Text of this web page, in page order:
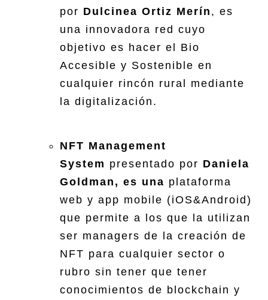
por Dulcinea Ortiz Merín , es
una innovadora red cuyo
objetivo es hacer el Bio
Accesible y Sostenible en
cualquier rincón rural mediante
la digitalización.
NFT Management
System presentado por Daniela
Goldman, es una plataforma
web y app mobile (iOS&Android)
que permite a los que la utilizan
ser managers de la creación de
NFT para cualquier sector o
rubro sin tener que tener
conocimientos de blockchain y